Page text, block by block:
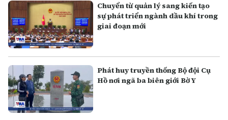
Chuyển từ quản lý sang kiến tạo
sự phát triển ngành dầu khí trong
giai đoạn mới
Phát huy truyền thống Bộ đội Cụ
Hồ nơi ngã ba biên giới Bờ Y